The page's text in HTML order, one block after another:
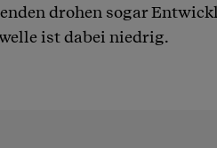
drohen sogar
ist dabei niedrig.